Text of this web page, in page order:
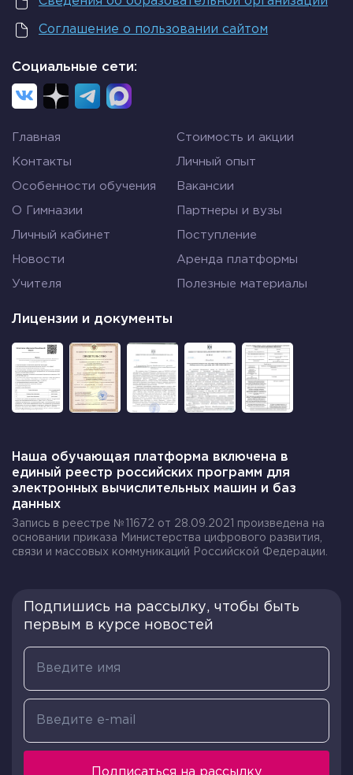
Соглашение о пользовании сайтом
Социальные сети:
Главная Стоимость и акции
Контакты Личный опыт
Особенности обучения Вакансии
О Гимназии Партнеры и вузы
Личный кабинет Поступление
Новости Аренда платформы
Учителя Полезные материалы
Лицензии и документы
Наша обучающая платформа включена в
единый реестр российских программ для
электронных вычислительных машин и баз
данных
Запись в реестре №11672 от 28.09.2021 произведена на
основании приказа Министерства цифрового развития,
связи и массовых коммуникаций Российской Федерации.
Подпишись на рассылку, чтобы быть
первым в курсе новостей
Подписаться на рассылку